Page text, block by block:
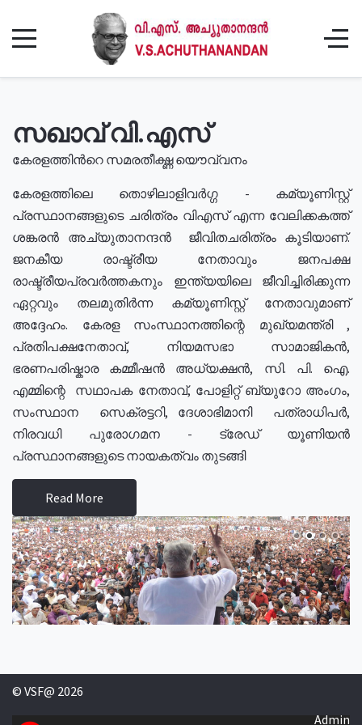
സഖാവ് വി.എസ്
കേരളത്തിൻറെ സമരതീക്ഷ്ണ യൌവ്വനം
കേരളത്തിലെ തൊഴിലാളിവർഗ്ഗ - കമ്യൂണിസ്റ്റ്
പ്രസ്ഥാനങ്ങളുടെ ചരിത്രം വിഎസ് എന്ന വേലിക്കകത്ത്
ശങ്കരൻ അച്യുതാനന്ദൻ ജീവിതചരിത്രം കൂടിയാണ്.
ജനകീയ രാഷ്ട്രീയ നേതാവും ജനപക്ഷ
രാഷ്ട്രീയപ്രവർത്തകനും ഇന്ത്യയിലെ ജീവിച്ചിരിക്കുന്ന
ഏറ്റവും തലമുതിർന്ന കമ്യൂണിസ്റ്റ് നേതാവുമാണ്
അദ്ദേഹം. കേരള സംസ്ഥാനത്തിന്റെ മുഖ്യമന്ത്രി ,
പ്രതിപക്ഷനേതാവ്, നിയമസഭാ സാമാജികൻ,
ഭരണപരിഷ്കാര കമ്മീഷൻ അധ്യക്ഷൻ, സി. പി. ഐ.
എമ്മിന്റെ സഥാപക നേതാവ്, പോളിറ്റ് ബ്യുറോ അംഗം,
സംസ്ഥാന സെക്രട്ടറി, ദേശാഭിമാനി പത്രാധിപർ,
നിരവധി പുരോഗമന - ട്രേഡ് യൂണിയൻ
പ്രസ്ഥാനങ്ങളുടെ നായകത്വം തുടങ്ങി
Read More
© VSF@ 2026
Admin